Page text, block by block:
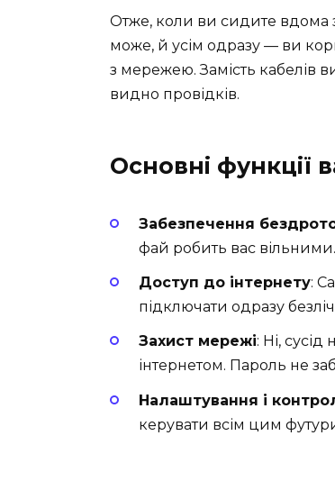
Отже, коли ви сидите вдома
може, й усім одразу — ви
з мережею. Замість кабелів
видно провідків.
Основні функції
Забезпечення
фай робить вас вільними.
Доступ до інтернету:
підключати одразу
Захист мережі: Ні,
інтернетом. Пароль не
Налаштування і
керувати всім цим